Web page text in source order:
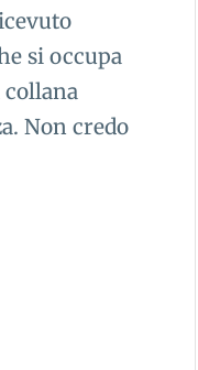
si occupa
Non credo